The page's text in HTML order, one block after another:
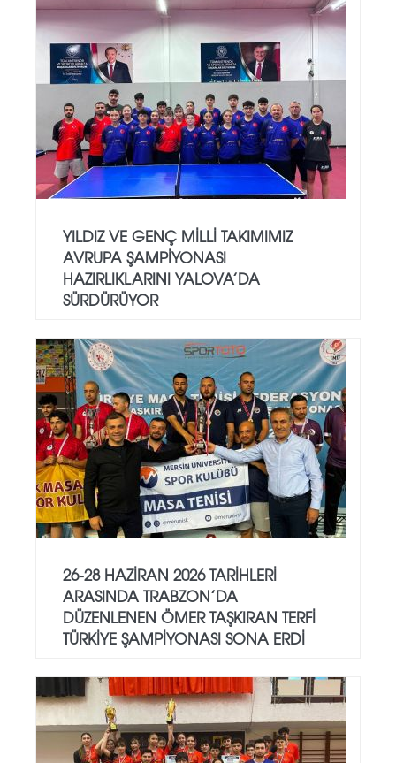
YILDIZ VE GENÇ MILLI TAKIMIMIZ
AVRUPA ŞAMPIYONASI
HAZIRLIKLARINI YALOVA’DA
SÜRDÜRÜYOR
26-28 HAZIRAN 2026 TARIHLERI
ARASINDA TRABZON’DA
DÜZENLENEN ÖMER TAŞKIRAN TERFI
TÜRKIYE ŞAMPIYONASI SONA ERDI